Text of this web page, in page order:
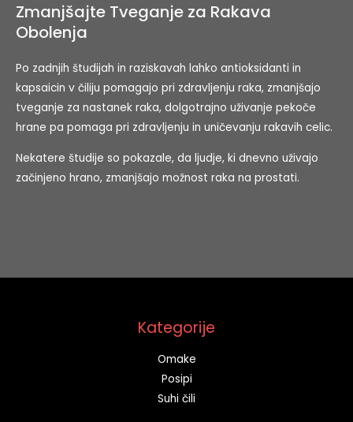
Zmanjšajte Tveganje za Rakava
Obolenja
Po zadnjih študijah in raziskavah lahko antioksidanti in
kapsaicin v čiliju pomagajo pri zdravljenju raka, zmanjšajo
tveganje za nastanek raka, dolgotrajno uživanje pekoče
hrane pa pomaga pri zdravljenju in uničevanju rakavih celic.
Nekatere študije so pokazale, da ljudje, ki dnevno uživajo
začinjeno hrano, zmanjšajo možnost raka na prostati.
Kategorije
Omake
Posipi
Suhi čili